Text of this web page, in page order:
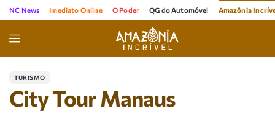
NC News Imediato Online O Poder QG do Automóvel Amazônia
TURISMO
City Tour Manaus